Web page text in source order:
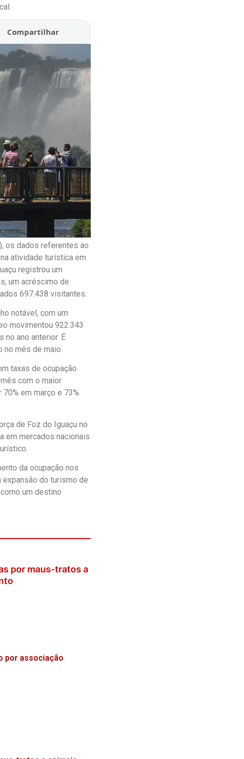
Compartilhar
os dados referentes ao
atividade turística em
registrou um
um acréscimo de
697.438 visitantes.
notável, com um
movimentou 922.343
ano anterior. É
no mês de maio.
taxas de ocupação
com o maior
em março e 73%
de Foz do Iguaçu no
em mercados nacionais
da ocupação nos
expansão do turismo de
um destino
por maus-tratos a
por associação